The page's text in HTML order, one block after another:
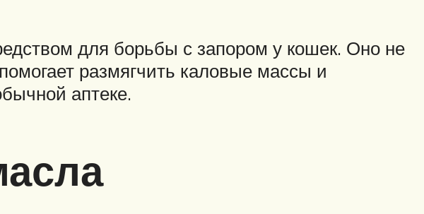
для борьбы с запором у кошек. Оно не
размягчить каловые массы и
аптеке.